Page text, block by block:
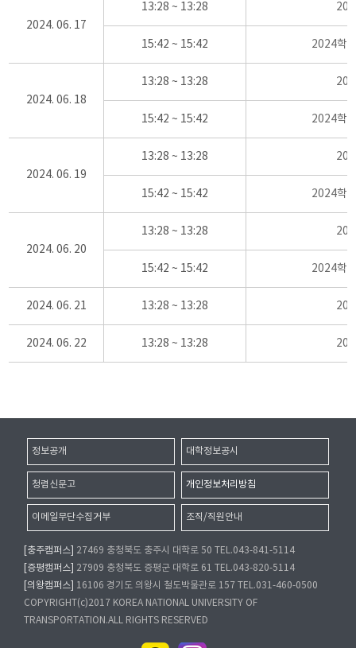
2024. 06. 17
13:28 ~ 13:28
15:42 ~ 15:42 2024학
2024. 06. 18
13:28 ~ 13:28
15:42 ~ 15:42 2024학
2024. 06. 19
13:28 ~ 13:28
15:42 ~ 15:42 2024학
2024. 06. 20
13:28 ~ 13:28
15:42 ~ 15:42 2024학
2024. 06. 21 13:28 ~ 13:28
2024. 06. 22 13:28 ~ 13:28
정보공개 대학정보공시
청렴신문고 개인정보처리방침
이메일무단수집거부 조직/직원안내
[충주캠퍼스]
27469 충청북도 충주시 대학로 50 TEL.043-841-5114
[증평캠퍼스]
27909 충청북도 증평군 대학로 61 TEL.043-820-5114
[의왕캠퍼스]
16106 경기도 의왕시 철도박물관로 157 TEL.031-460-0500
COPYRIGHT(c)2017 KOREA NATIONAL UNIVERSITY OF
TRANSPORTATION.ALL RIGHTS RESERVED